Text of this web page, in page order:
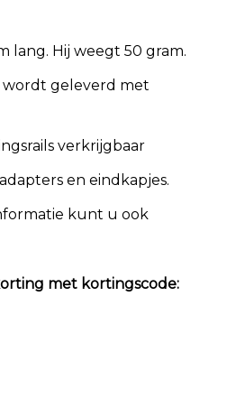
lang. Hij weegt 50 gram.
wordt geleverd met
verkrijgbaar
en eindkapjes.
kunt u ook
met kortingscode: